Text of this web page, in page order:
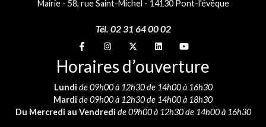
Mairie - 58, rue Saint-Michel - 14130 Pont-l'évêque
Tél. 02 31 64 00 02
Suivez-nous sur
Suivez-nous sur
Suivez-nous sur
Suivez-nous sur
Suivez-nous sur
Horaires d’ouverture
Lundi de 09h00 à 12h30 de 14h00 à 16h30
Mardi de 09h00 à 12h30 de 14h00 à 18h30
Du Mercredi au Vendredi de 09h00 à 12h30 de 14h00 à 16h30